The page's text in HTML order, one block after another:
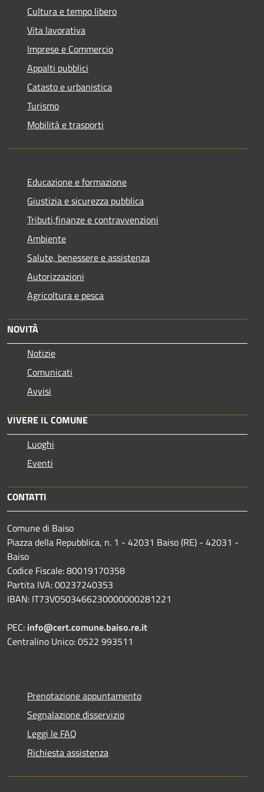
Cultura e tempo libero
Vita lavorativa
Imprese e Commercio
Appalti pubblici
Catasto e urbanistica
Turismo
Mobilità e trasporti
Educazione e formazione
Giustizia e sicurezza pubblica
Tributi,finanze e contravvenzioni
Ambiente
Salute, benessere e assistenza
Autorizzazioni
Agricoltura e pesca
NOVITÀ
Notizie
Comunicati
Avvisi
VIVERE IL COMUNE
Luoghi
Eventi
CONTATTI
Comune di Baiso
Piazza della Repubblica, n. 1 - 42031 Baiso (RE) - 42031 -
Baiso
Codice Fiscale: 80019170358
Partita IVA: 00237240353
IBAN: IT73V0503466230000000281221
PEC: info@cert.comune.baiso.re.it
Centralino Unico: 0522 993511
Prenotazione appuntamento
Segnalazione disservizio
Leggi le FAQ
Richiesta assistenza